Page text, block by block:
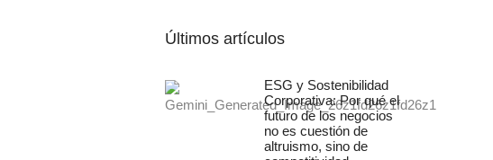
Últimos artículos
ESG y Sostenibilidad
Corporativa: Por qué el
futuro de los negocios
no es cuestión de
altruismo, sino de